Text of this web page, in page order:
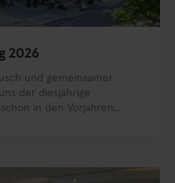
2026
und gemeinsamer
der diesjährige
in den Vorjahren...